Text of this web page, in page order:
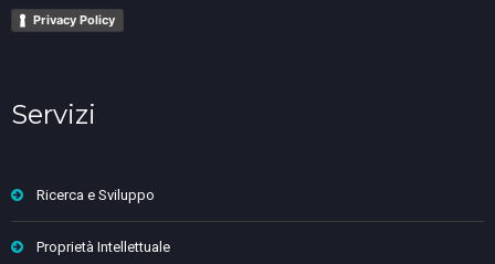
Privacy Policy
Servizi
Ricerca e Sviluppo
Proprietà Intellettuale